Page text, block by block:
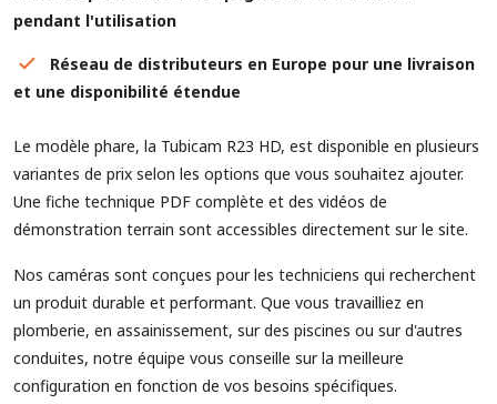
pendant l'utilisation
Réseau de distributeurs en Europe pour une livraison
et une disponibilité étendue
Le modèle phare, la Tubicam R23 HD, est disponible en plusieurs
variantes de prix selon les options que vous souhaitez ajouter.
Une fiche technique PDF complète et des vidéos de
démonstration terrain sont accessibles directement sur le site.
Nos caméras sont conçues pour les techniciens qui recherchent
un produit durable et performant. Que vous travailliez en
plomberie, en assainissement, sur des piscines ou sur d'autres
conduites, notre équipe vous conseille sur la meilleure
configuration en fonction de vos besoins spécifiques.